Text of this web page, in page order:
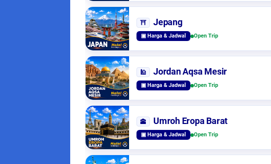
⛩️ Jepang
▣ Harga & Jadwal Open Trip
🕌 Jordan Aqsa Mesir
▣ Harga & Jadwal Open Trip
🕋 Umroh Eropa Barat
▣ Harga & Jadwal Open Trip